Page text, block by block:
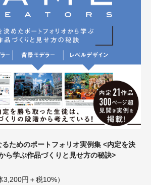
ためのポートフォリオ実例集 <内定を決
ら学ぶ作品づくりと見せ方の秘訣>
円＋税10%）